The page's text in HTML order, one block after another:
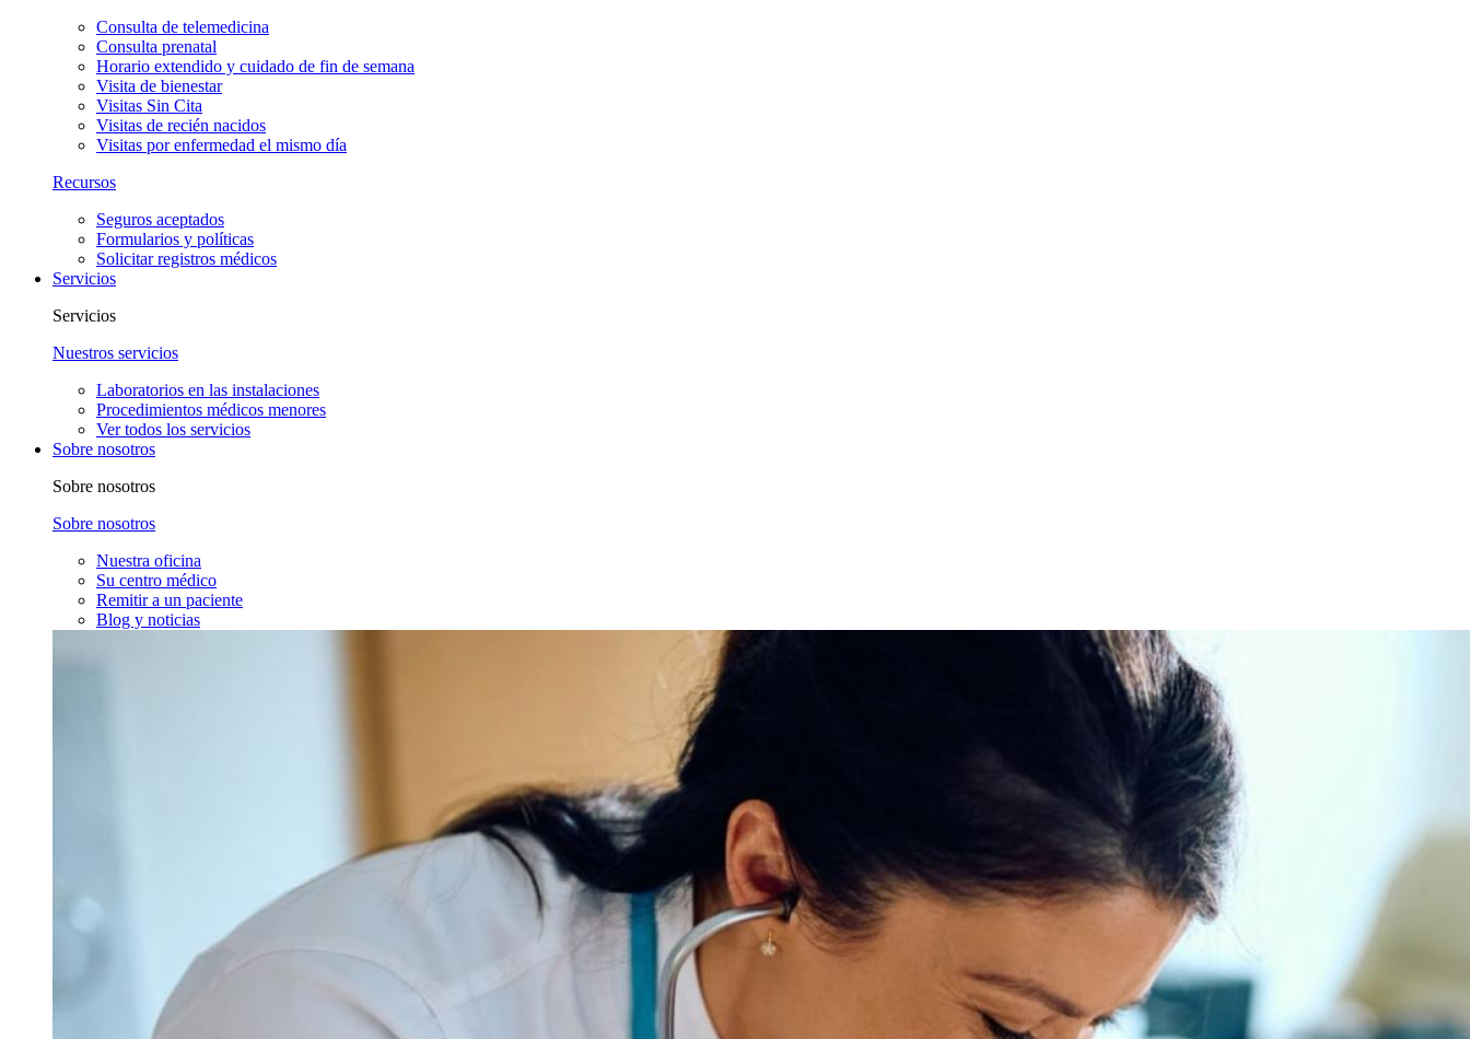
Consulta de telemedicina
Consulta prenatal
Horario extendido y cuidado de fin de semana
Visita de bienestar
Visitas Sin Cita
Visitas de recién nacidos
Visitas por enfermedad el mismo día
Recursos
Seguros aceptados
Formularios y políticas
Solicitar registros médicos
Servicios
Servicios
Nuestros servicios
Laboratorios en las instalaciones
Procedimientos médicos menores
Ver todos los servicios
Sobre nosotros
Sobre nosotros
Sobre nosotros
Nuestra oficina
Su centro médico
Remitir a un paciente
Blog y noticias